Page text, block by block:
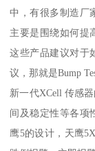
中，有很多制造厂
主要是围绕如何提
这些产品建议对于
议，那就是Bump
新一代XCell 传感
间及稳定性等各项
鹰5的设计，天鹰